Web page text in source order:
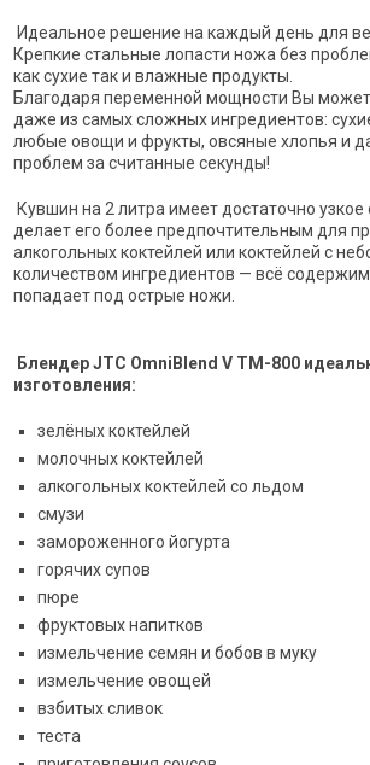
Идеальное решение на каждый день для
Крепкие стальные лопасти ножа без
как сухие так и влажные продукты.
Благодаря переменной мощности Вы
даже из самых сложных ингредиентов:
любые овощи и фрукты, овсяные хлопья и
проблем за считанные секунды!
Кувшин на 2 литра имеет достаточно узкое
делает его более предпочтительным для
алкогольных коктейлей или коктейлей с
количеством ингредиентов — всё
попадает под острые ножи.
Блендер JTC OmniBlend V TM-800
изготовления:
зелёных коктейлей
молочных коктейлей
алкогольных коктейлей со льдом
смузи
замороженного йогурта
горячих супов
пюре
фруктовых напитков
измельчение семян и бобов в муку
измельчение овощей
взбитых сливок
теста